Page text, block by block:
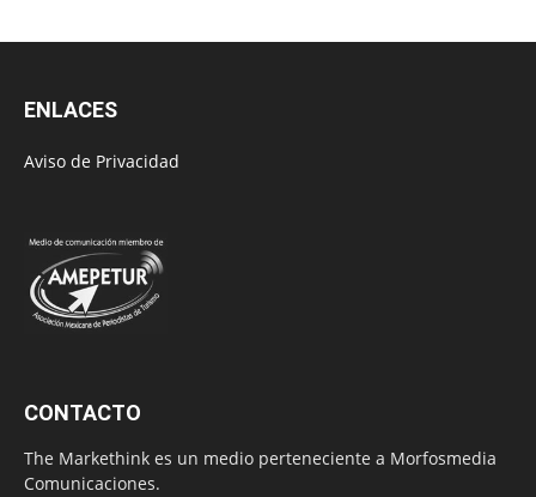
ENLACES
Aviso de Privacidad
CONTACTO
The Markethink es un medio perteneciente a Morfosmedia
Comunicaciones.